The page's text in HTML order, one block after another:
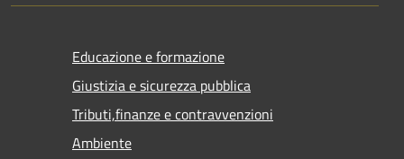
Educazione e formazione
Giustizia e sicurezza pubblica
Tributi,finanze e contravvenzioni
Ambiente